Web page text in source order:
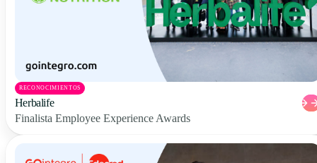
RECONOCIMIENTOS
Herbalife
Finalista Employee Experience Awards